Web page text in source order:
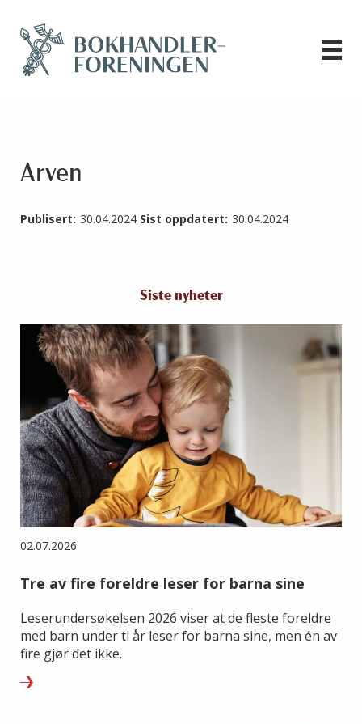
Arven
Publisert: 30.04.2024 Sist oppdatert: 30.04.2024
Siste nyheter
02.07.2026
Tre av fire foreldre leser for barna sine
Leserundersøkelsen 2026 viser at de fleste foreldre
med barn under ti år leser for barna sine, men én av
fire gjør det ikke.